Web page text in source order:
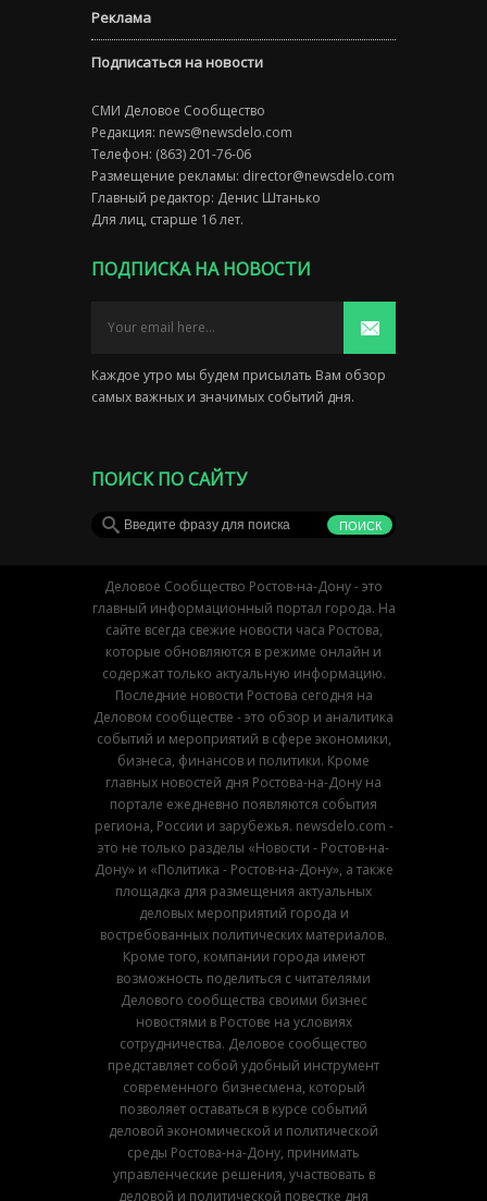
Реклама
Подписаться на новости
СМИ Деловое Сообщество
Редакция: news@newsdelo.com
Телефон: (863) 201-76-06
Размещение рекламы: director@newsdelo.com
Главный редактор: Денис Штанько
Для лиц, старше 16 лет.
ПОДПИСКА НА НОВОСТИ
Каждое утро мы будем присылать Вам обзор
самых важных и значимых событий дня.
ПОИСК ПО САЙТУ
Деловое Сообщество Ростов-на-Дону - это
главный информационный портал города. На
сайте всегда свежие новости часа Ростова,
которые обновляются в режиме онлайн и
содержат только актуальную информацию.
Последние новости Ростова сегодня на
Деловом сообществе - это обзор и аналитика
событий и мероприятий в сфере экономики,
бизнеса, финансов и политики. Кроме
главных новостей дня Ростова-на-Дону на
портале ежедневно появляются события
региона, России и зарубежья. newsdelo.com -
это не только разделы «Новости - Ростов-на-
Дону» и «Политика - Ростов-на-Дону», а также
площадка для размещения актуальных
деловых мероприятий города и
востребованных политических материалов.
Кроме того, компании города имеют
возможность поделиться с читателями
Делового сообщества своими бизнес
новостями в Ростове на условиях
сотрудничества. Деловое сообщество
представляет собой удобный инструмент
современного бизнесмена, который
позволяет оставаться в курсе событий
деловой экономической и политической
среды Ростова-на-Дону, принимать
управленческие решения, участвовать в
деловой и политической повестке дня